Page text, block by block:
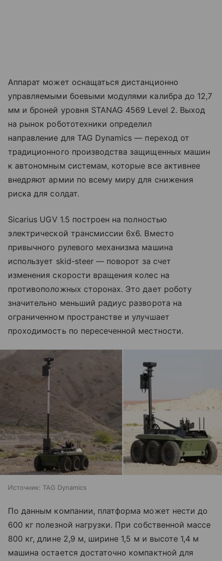
Аппарат может оснащаться дистанционно
управляемыми боевыми модулями калибра до 12,7
мм и броней уровня STANAG 4569 Level 2. Выход
на рынок робототехники определил
направление для TAG Dynamics — переход от
традиционного производства защищенных машин
к автономным системам, которые все активнее
внедряют армии по всему миру для снижения
риска для солдат.
Sicarius UGV 1.5 построен на полностью
электрической трансмиссии 6x6. Вместо
привычного рулевого механизма машина
использует skid-steer — поворот за счет
изменения скорости вращения колес на
противоположных сторонах. Это дает роботу
значительно меньший радиус разворота на
ограниченном пространстве и улучшает
проходимость по пересеченной местности.
Источник: TAG Dynamics
По данным компании, платформа может нести до
600 кг полезной нагрузки. При собственной массе
800 кг, длине 2,9 м, ширине 1,5 м и высоте 1,4 м
машина остается достаточно компактной для